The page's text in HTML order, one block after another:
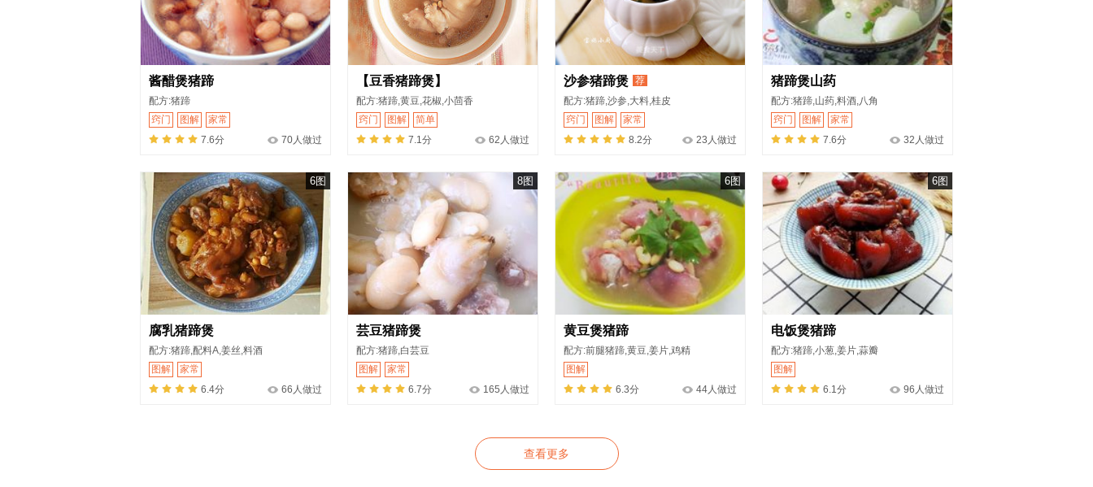
酱醋煲猪蹄
配方:猪蹄
窍门
图解
家常
7.6分
70人做过
【豆香猪蹄煲】
配方:猪蹄,黄豆,花椒,小茴香
窍门
图解
简单
7.1分
62人做过
沙参猪蹄煲 荐
配方:猪蹄,沙参,大料,桂皮
窍门
图解
家常
8.2分
23人做过
猪蹄煲山药
配方:猪蹄,山药,料酒,八角
窍门
图解
家常
7.6分
32人做过
6图
腐乳猪蹄煲
配方:猪蹄,配料A,姜丝,料酒
图解
家常
6.4分
66人做过
8图
芸豆猪蹄煲
配方:猪蹄,白芸豆
图解
家常
6.7分
165人做过
6图
黄豆煲猪蹄
配方:前腿猪蹄,黄豆,姜片,鸡精
图解
6.3分
44人做过
6图
电饭煲猪蹄
配方:猪蹄,小葱,姜片,蒜瓣
图解
6.1分
96人做过
查看更多